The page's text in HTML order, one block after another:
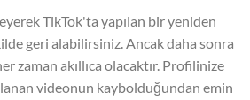
TikTok'ta yapılan bir yeniden
geri alabilirsiniz. Ancak daha sonra
zaman akıllıca olacaktır. Profilinize
videonun kaybolduğundan emin